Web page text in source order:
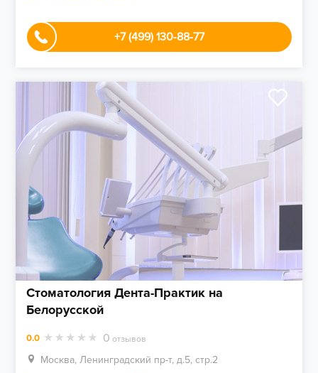
+7 (499) 130-88-77
Стоматология Дента-Практик на
Белорусской
0.0 0 отзывов
Москва, Ленинградский пр-т, д.5, стр.2